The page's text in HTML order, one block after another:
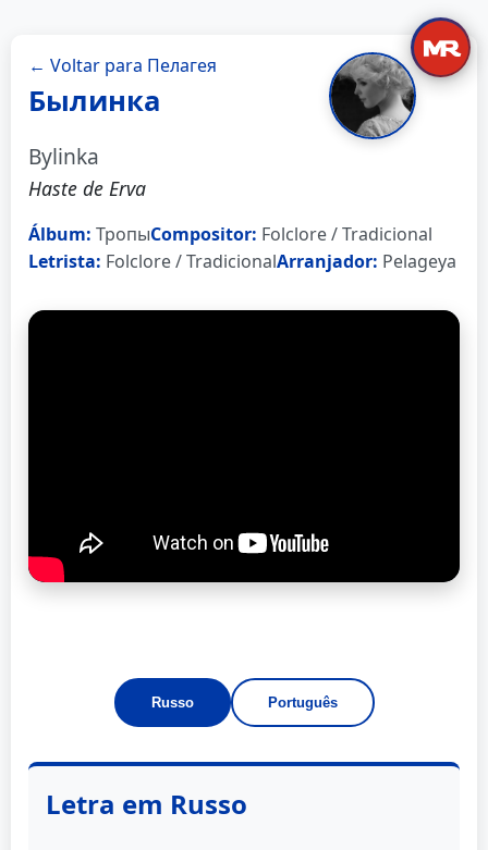
← Voltar para Пелагея
Былинка
Bylinka
Haste de Erva
Álbum: ТропыCompositor: Folclore / Tradicional
Letrista: Folclore / TradicionalArranjador: Pelageya
Russo Português
Letra em Russo